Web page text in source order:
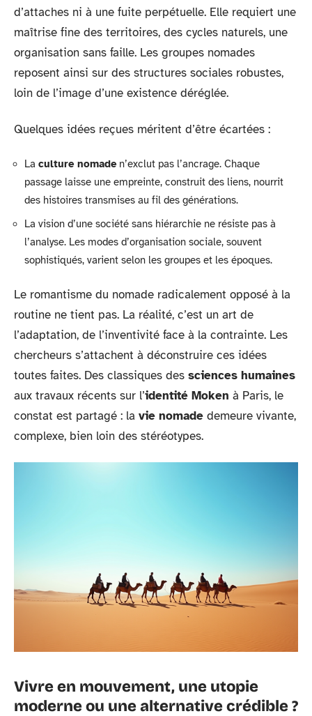
d’attaches ni à une fuite perpétuelle. Elle requiert une
maîtrise fine des territoires, des cycles naturels, une
organisation sans faille. Les groupes nomades
reposent ainsi sur des structures sociales robustes,
loin de l’image d’une existence déréglée.
Quelques idées reçues méritent d’être écartées :
La culture nomaden’exclut pas l’ancrage. Chaque
passage laisse une empreinte, construit des liens, nourrit
des histoires transmises au fil des générations.
La vision d’une société sans hiérarchie ne résiste pas à
l’analyse. Les modes d’organisation sociale, souvent
sophistiqués, varient selon les groupes et les époques.
Le romantisme du nomade radicalement opposé à la
routine ne tient pas. La réalité, c’est un art de
l’adaptation, de l’inventivité face à la contrainte. Les
chercheurs s’attachent à déconstruire ces idées
toutes faites. Des classiques des sciences humaines
aux travaux récents sur l’identité Moken à Paris, le
constat est partagé : la vie nomade demeure vivante,
complexe, bien loin des stéréotypes.
Vivre en mouvement, une utopie
moderne ou une alternative crédible ?